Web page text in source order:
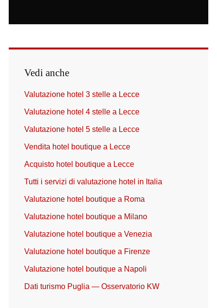
Vedi anche
Valutazione hotel 3 stelle a Lecce
Valutazione hotel 4 stelle a Lecce
Valutazione hotel 5 stelle a Lecce
Vendita hotel boutique a Lecce
Acquisto hotel boutique a Lecce
Tutti i servizi di valutazione hotel in Italia
Valutazione hotel boutique a Roma
Valutazione hotel boutique a Milano
Valutazione hotel boutique a Venezia
Valutazione hotel boutique a Firenze
Valutazione hotel boutique a Napoli
Dati turismo Puglia — Osservatorio KW